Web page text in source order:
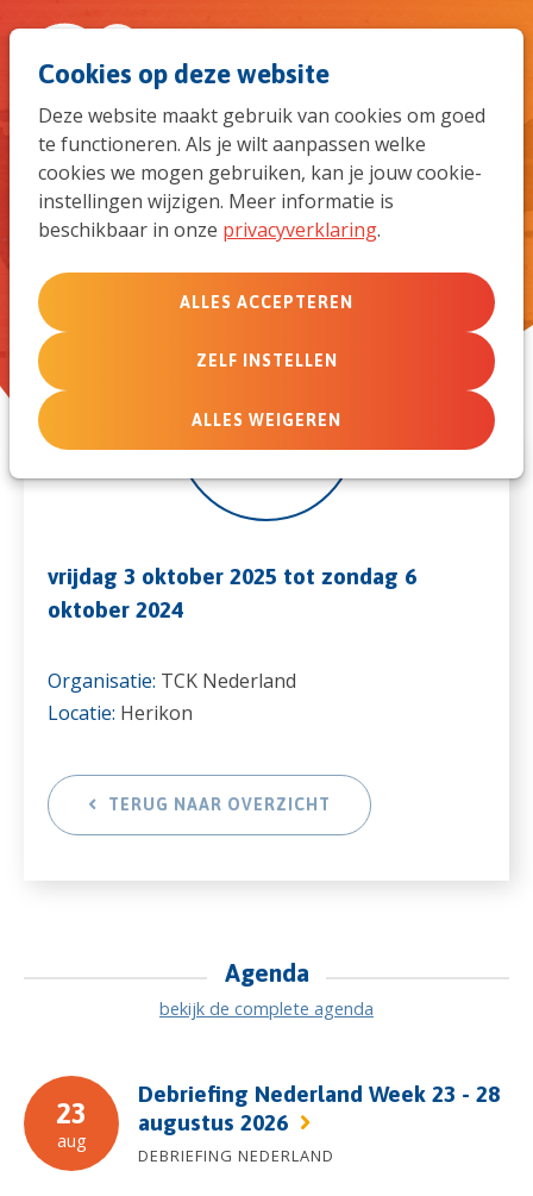
Cookies op deze website
Deze website maakt gebruik van cookies om goed
te functioneren. Als je wilt aanpassen welke
cookies we mogen gebruiken, kan je jouw cookie-
instellingen wijzigen. Meer informatie is
beschikbaar in onze privacyverklaring.
ALLES ACCEPTEREN
ZELF INSTELLEN
ALLES WEIGEREN
naar
de
TCK weekend voor tieners:
Improvise – Adapt – Overcome
3
okt
vrijdag 3 oktober 2025 tot zondag 6
oktober 2024
Organisatie: TCK Nederland
Locatie: Herikon
TERUG NAAR OVERZICHT
Agenda
bekijk de complete agenda
23
aug
Debriefing Nederland Week 23 - 28
augustus 2026
DEBRIEFING NEDERLAND